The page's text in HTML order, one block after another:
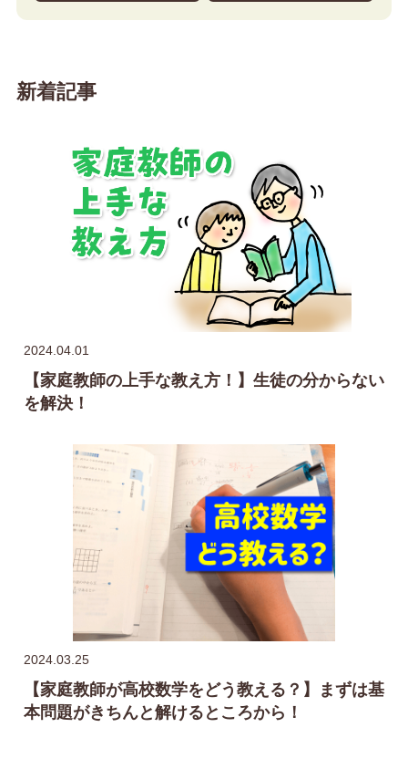
新着記事
2024.04.01
【家庭教師の上手な教え方！】生徒の分からない
を解決！
2024.03.25
【家庭教師が高校数学をどう教える？】まずは基
本問題がきちんと解けるところから！